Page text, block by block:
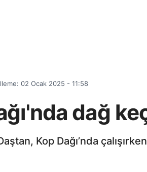
02 Ocak 2025 - 11:58
dağ
Kop Dağı’nda